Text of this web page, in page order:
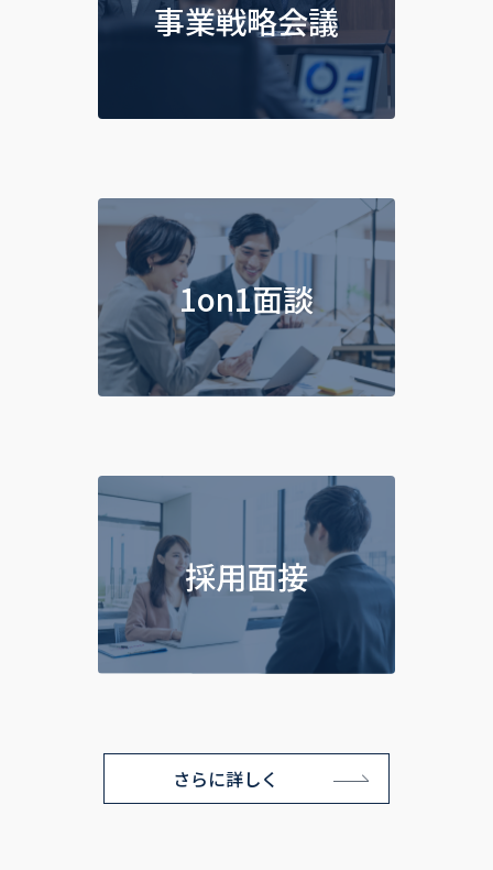
事業戦略会議
1on1面談
採用面接
さらに詳しく